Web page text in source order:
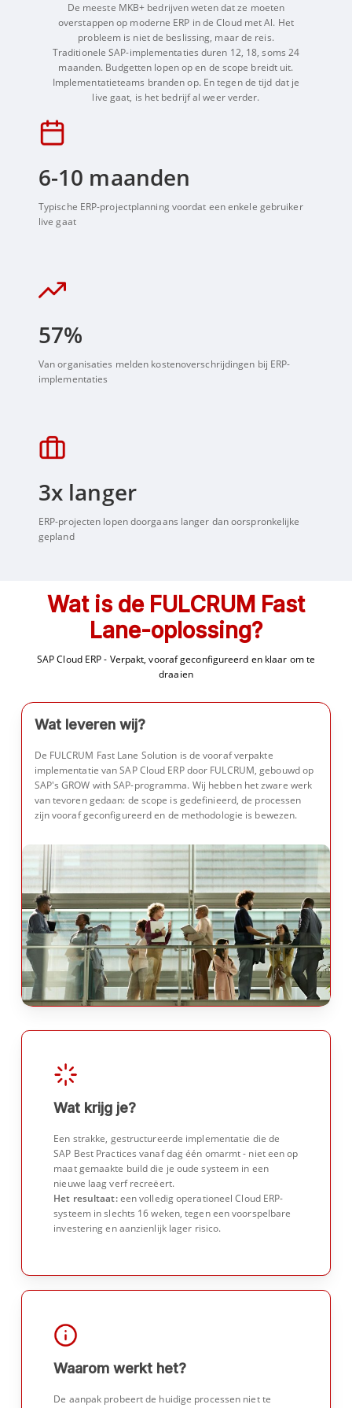
De meeste MKB+ bedrijven weten dat ze moeten
overstappen op moderne ERP in de Cloud met Al. Het
probleem is niet de beslissing, maar de reis.
Traditionele SAP-implementaties duren 12, 18, soms 24
maanden. Budgetten lopen op en de scope breidt uit.
Implementatieteams branden op. En tegen de tijd dat je
live gaat, is het bedrijf al weer verder.
6-10 maanden
Typische ERP-projectplanning voordat een enkele gebruiker
live gaat
57%
Van organisaties melden kostenoverschrijdingen bij ERP-
implementaties
3x langer
ERP-projecten lopen doorgaans langer dan oorspronkelijke
gepland
Wat is de FULCRUM Fast
Lane-oplossing?
SAP Cloud ERP - Verpakt, vooraf geconfigureerd en klaar om te
draaien
Wat leveren wij?
De FULCRUM Fast Lane Solution is de vooraf verpakte
implementatie van SAP Cloud ERP door FULCRUM, gebouwd op
SAP's GROW with SAP-programma. Wij hebben het zware werk
van tevoren gedaan: de scope is gedefinieerd, de processen
zijn vooraf geconfigureerd en de methodologie is bewezen.
Wat krijg je?
Een strakke, gestructureerde implementatie die de
SAP Best Practices vanaf dag één omarmt - niet een op
maat gemaakte build die je oude systeem in een
nieuwe laag verf recreëert.
Het resultaat:een volledig operationeel Cloud ERP-
systeem in slechts 16 weken, tegen een voorspelbare
investering en aanzienlijk lager risico.
Waarom werkt het?
De aanpak probeert de huidige processen niet te